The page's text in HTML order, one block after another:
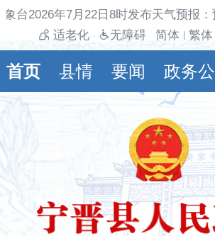
台2026年7月22日8时发布天气预报
适老化
无障碍 简体 繁体
首页 县情 要闻 政务